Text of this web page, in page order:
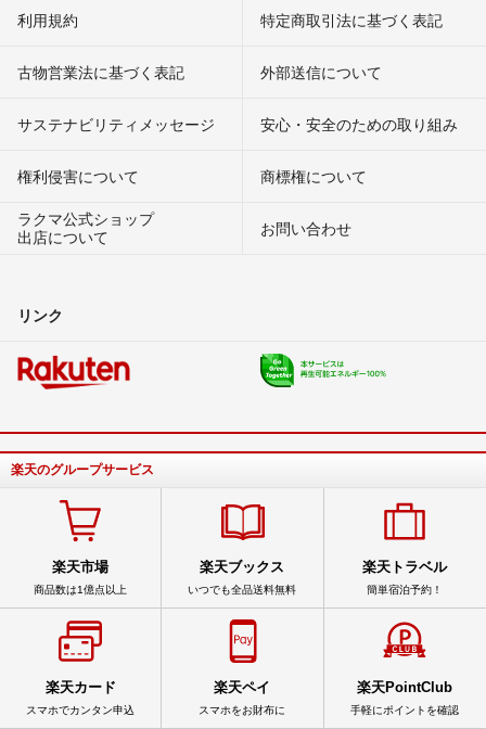
利用規約 特定商取引法に基づく表記
古物営業法に基づく表記 外部送信について
サステナビリティメッセージ 安心・安全のための取り組み
権利侵害について
商標権について
ラクマ公式ショップ
出店について
お問い合わせ
リンク
楽天のグループサービス
楽天市場
商品数は1億点以上
楽天ブックス
いつでも全品送料無料
楽天トラベル
簡単宿泊予約！
楽天カード
スマホでカンタン申込
楽天ペイ
スマホをお財布に
楽天PointClub
手軽にポイントを確認